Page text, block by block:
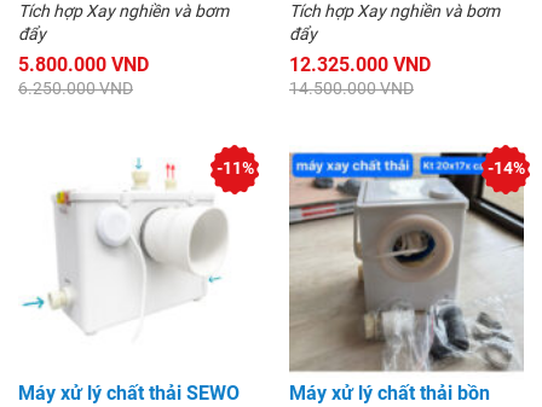
Tích hợp Xay nghiền và bơm
đẩy
5.800.000 VND
6.250.000 VND
Tích hợp Xay nghiền và bơm
đẩy
12.325.000 VND
14.500.000 VND
Máy xử lý chất thải SEWO
-11%
Máy xử lý chất thải bồn
-14%